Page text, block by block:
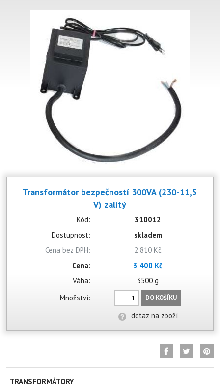
Transformátor bezpečností 300VA (230-11,5
V) zalitý
Kód:
310012
Dostupnost:
skladem
Cena bez DPH:
2 810 Kč
Cena:
3 400 Kč
Váha:
3500 g
Množství:
DO KOŠÍKU
dotaz na zboží
TRANSFORMÁTORY